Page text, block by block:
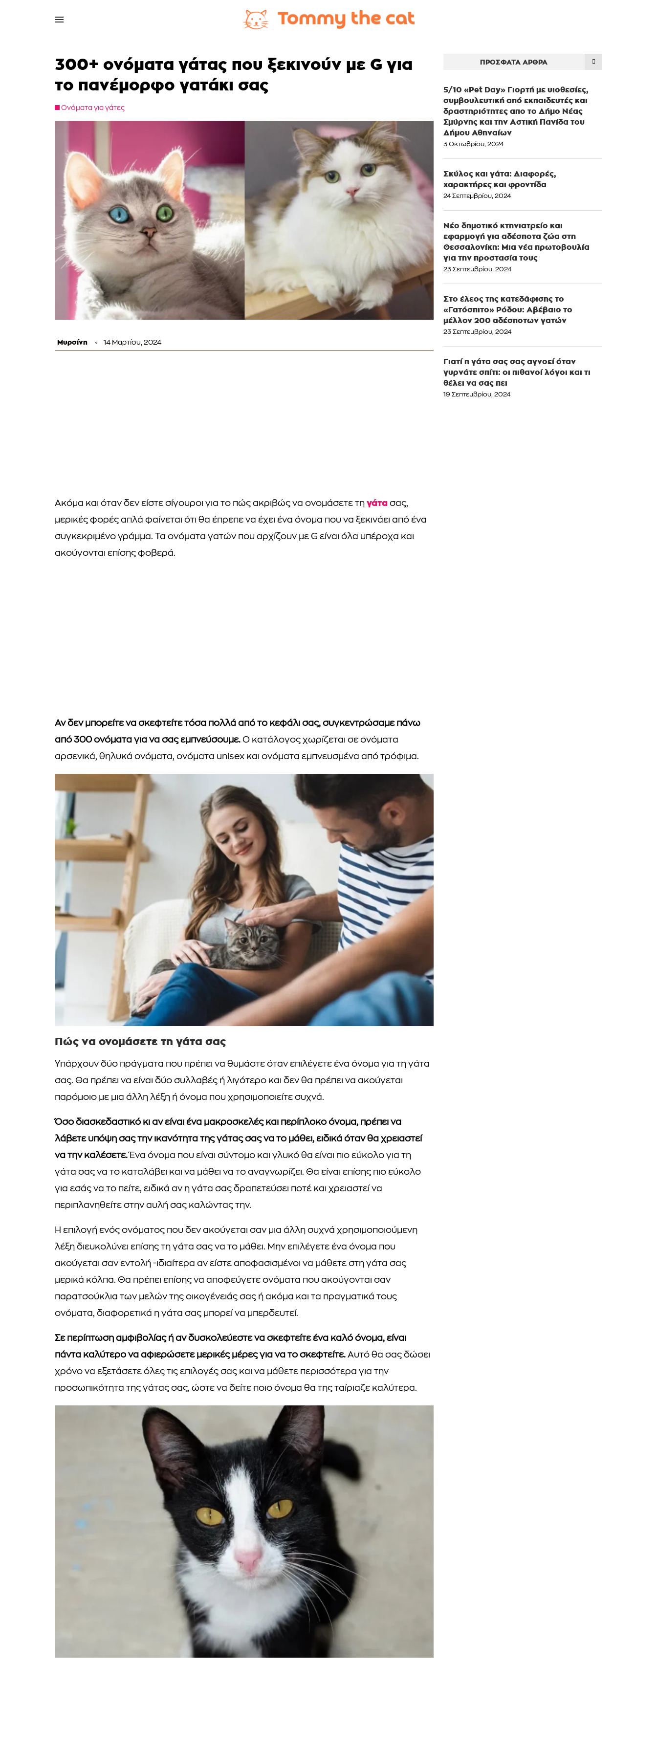
300+ ονόματα γάτας που ξεκινούν με G για
το πανέμορφο γατάκι σας
Ονόματα για γάτες
Μυρσίνη 14 Μαρτίου, 2024
Ακόμα και όταν δεν είστε σίγουροι για το πώς ακριβώς να ονομάσετε τη γάτα σας,
μερικές φορές απλά φαίνεται ότι θα έπρεπε να έχει ένα όνομα που να ξεκινάει από ένα
συγκεκριμένο γράμμα. Τα ονόματα γατών που αρχίζουν με G είναι όλα υπέροχα και
ακούγονται επίσης φοβερά.
Αν δεν μπορείτε να σκεφτείτε τόσα πολλά από το κεφάλι σας, συγκεντρώσαμε πάνω
από 300 ονόματα για να σας εμπνεύσουμε. Ο κατάλογος χωρίζεται σε ονόματα
αρσενικά, θηλυκά ονόματα, ονόματα unisex και ονόματα εμπνευσμένα από τρόφιμα.
Πώς να ονομάσετε τη γάτα σας
Υπάρχουν δύο πράγματα που πρέπει να θυμάστε όταν επιλέγετε ένα όνομα για τη γάτα
σας. Θα πρέπει να είναι δύο συλλαβές ή λιγότερο και δεν θα πρέπει να ακούγεται
παρόμοιο με μια άλλη λέξη ή όνομα που χρησιμοποιείτε συχνά.
Όσο διασκεδαστικό κι αν είναι ένα μακροσκελές και περίπλοκο όνομα, πρέπει να
λάβετε υπόψη σας την ικανότητα της γάτας σας να το μάθει, ειδικά όταν θα χρειαστεί
να την καλέσετε.Ένα όνομα που είναι σύντομο και γλυκό θα είναι πιο εύκολο για τη
γάτα σας να το καταλάβει και να μάθει να το αναγνωρίζει. Θα είναι επίσης πιο εύκολο
για εσάς να το πείτε, ειδικά αν η γάτα σας δραπετεύσει ποτέ και χρειαστεί να
περιπλανηθείτε στην αυλή σας καλώντας την.
Η επιλογή ενός ονόματος που δεν ακούγεται σαν μια άλλη συχνά χρησιμοποιούμενη
λέξη διευκολύνει επίσης τη γάτα σας να το μάθει. Μην επιλέγετε ένα όνομα που
ακούγεται σαν εντολή -ιδιαίτερα αν είστε αποφασισμένοι να μάθετε στη γάτα σας
μερικά κόλπα. Θα πρέπει επίσης να αποφεύγετε ονόματα που ακούγονται σαν
παρατσούκλια των μελών της οικογένειάς σας ή ακόμα και τα πραγματικά τους
ονόματα, διαφορετικά η γάτα σας μπορεί να μπερδευτεί.
Σε περίπτωση αμφιβολίας ή αν δυσκολεύεστε να σκεφτείτε ένα καλό όνομα, είναι
πάντα καλύτερο να αφιερώσετε μερικές μέρες για να το σκεφτείτε. Αυτό θα σας δώσει
χρόνο να εξετάσετε όλες τις επιλογές σας και να μάθετε περισσότερα για την
προσωπικότητα της γάτας σας, ώστε να δείτε ποιο όνομα θα της ταίριαζε καλύτερα.
ΠΡΌΣΦΑΤΑ ΆΡΘΡΑ
5/10 «Pet Day» Γιορτή με υιοθεσίες,
συμβουλευτική από εκπαιδευτές και
δραστηριότητες απο το Δήμο Νέας
Σμύρνης και την Αστική Πανίδα του
Δήμου Αθηναίων
3 Οκτωβρίου, 2024
Σκύλος και γάτα: Διαφορές,
χαρακτήρες και φροντίδα
24 Σεπτεμβρίου, 2024
Νέο δημοτικό κτηνιατρείο και
εφαρμογή για αδέσποτα ζώα στη
Θεσσαλονίκη: Μια νέα πρωτοβουλία
για την προστασία τους
23 Σεπτεμβρίου, 2024
Στο έλεος της κατεδάφισης το
«Γατόσπιτο» Ρόδου: Αβέβαιο το
μέλλον 200 αδέσποτων γατών
23 Σεπτεμβρίου, 2024
Γιατί η γάτα σας σας αγνοεί όταν
γυρνάτε σπίτι: οι πιθανοί λόγοι και τι
θέλει να σας πει
19 Σεπτεμβρίου, 2024